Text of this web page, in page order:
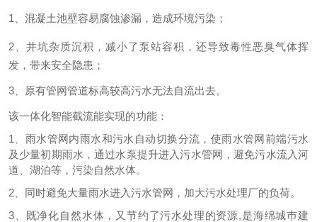
1、 混凝土池壁容易腐蚀渗漏，造成环境污染；
2、 井坑杂质沉积，减小了泵站容积，还导致毒性恶臭气体挥
发，带来安全隐患；
3、 原有管网管道标高较高污水无法自流出去。
该一体化智能截流能实现的功能：
1、雨水管网内雨水和污水自动切换分流，使雨水管网前端污水
及少量初期雨水，通过水泵提升进入污水管网，避免污水流入河
道、湖泊等，污染自然水体。
2、同时避免大量雨水进入污水管网，加大污水处理厂的负荷。
3、既净化自然水体，又节约了污水处理的资源,是海绵城巿建